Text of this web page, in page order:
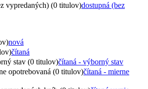
vypredaných) (0 titulov)dostupná (bez
nová
čítaná
stav (0 titulov)čítaná - výborný stav
opotrebovaná (0 titulov)čítaná - mierne